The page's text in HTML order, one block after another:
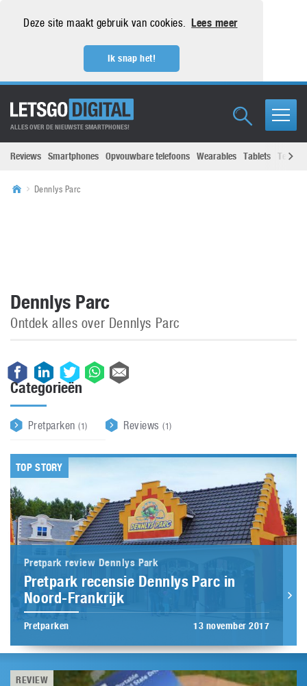
Deze site maakt gebruik van cookies. Lees meer
Ik snap het!
ALLES OVER DE NIEUWSTE SMARTPHONES!
Reviews Smartphones Opvouwbare telefoons Wearables Tablets
Dennlys Parc
Dennlys Parc
Ontdek alles over Dennlys Parc
Categorieën
Pretparken(1) Reviews(1)
TOP STORY
Pretpark review Dennlys Park
Pretpark recensie Dennlys Parc in
Noord-Frankrijk
Pretparken 13 november 2017
REVIEW